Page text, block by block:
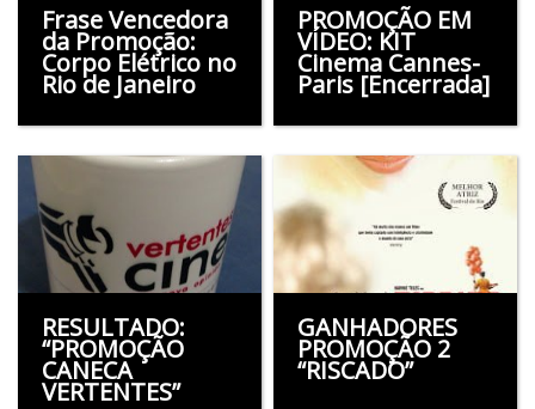
Frase Vencedora
da Promoção:
Corpo Elétrico no
Rio de Janeiro
PROMOÇÃO EM
VÍDEO: KIT
Cinema Cannes-
Paris [Encerrada]
RESULTADO:
“PROMOÇÃO
CANECA
VERTENTES”
GANHADORES
PROMOÇÃO 2
“RISCADO”